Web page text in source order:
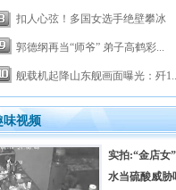
扣人心弦！多国女选手绝壁攀冰
郭德纲再当“师爷” 弟子高鹤彩...
舰载机起降山东舰画面曝光：歼
味视频
实拍:“金店女
水当硫酸威胁